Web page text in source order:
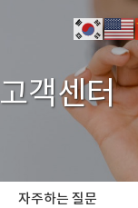
고객센터
자주하는 질문